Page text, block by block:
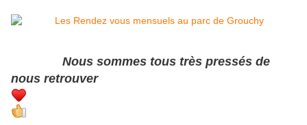
Nous sommes tous très pressés de
nous retrouver